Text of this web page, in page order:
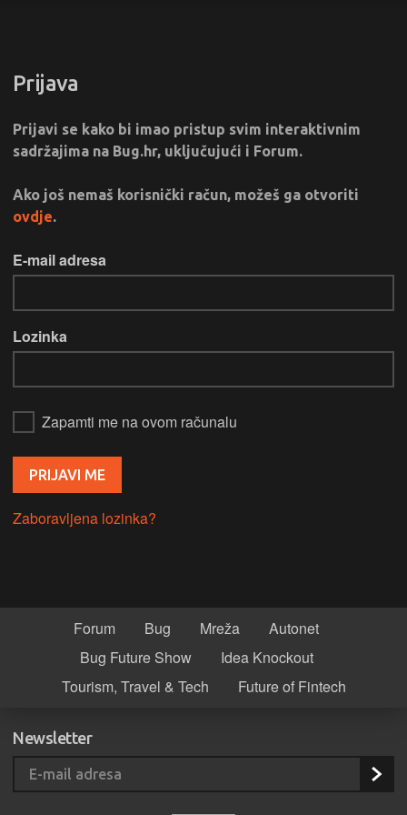
Prijava
Prijavi se kako bi imao pristup svim interaktivnim
sadržajima na Bug.hr, uključujući i Forum.
Ako još nemaš korisnički račun, možeš ga otvoriti
ovdje.
E-mail adresa
Lozinka
Zapamti me na ovom računalu
Zaboravljena lozinka?
Forum Bug Mreža
Autonet
Bug Future Show
Idea Knockout
Tourism, Travel & Tech
Future of Fintech
Newsletter